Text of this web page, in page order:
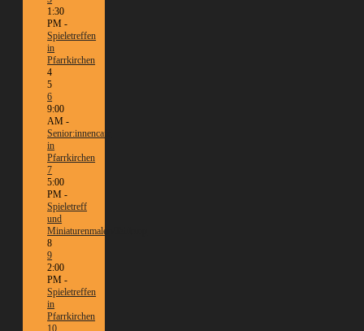
1:30
PM -
Spieletreffen
in
Pfarrkirchen
4
5
6
9:00
AM -
Senior:innencafé
in
Pfarrkirchen
7
5:00
PM -
Spieletreff
und
Miniaturenmalen/Tabletop
8
9
2:00
PM -
Spieletreffen
in
Pfarrkirchen
10